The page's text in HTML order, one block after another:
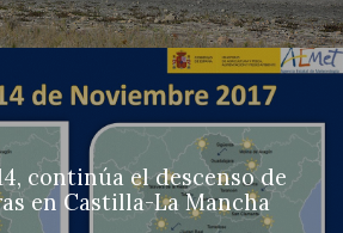
continúa el descenso de
en Castilla-La Mancha